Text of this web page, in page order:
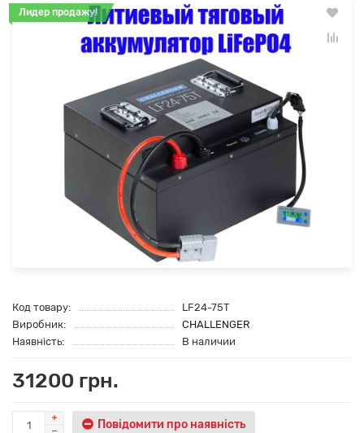
Лидер продажу!
Код товару:
LF24-75T
Виробник:
CHALLENGER
Наявність:
В наличии
31200 грн.
Повідомити про наявність